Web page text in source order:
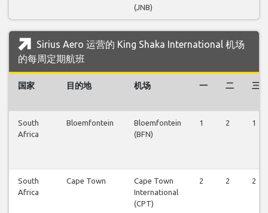
(JNB)
Sirius Aero 运营的 King Shaka International 机场
的每周定期航班
国家 目的地 机场 一 二 三
South
Africa
Bloemfontein
Bloemfontein
(BFN)
1 2 1
South
Africa
Cape Town
Cape Town
International
(CPT)
2 2 2